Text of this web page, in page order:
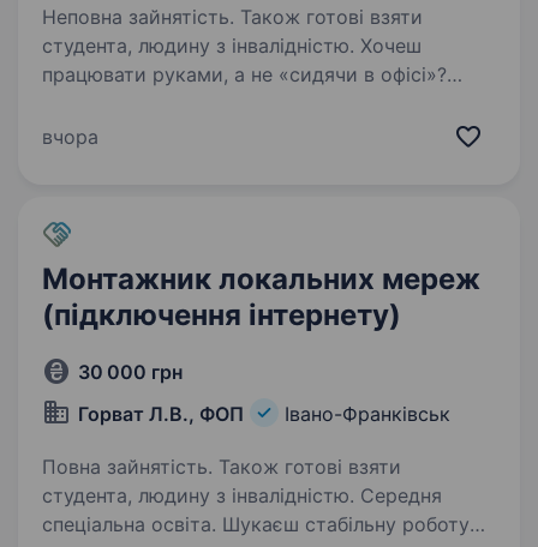
Неповна зайнятість. Також готові взяти
студента, людину з інвалідністю. Хочеш
працювати руками, а не «сидячи в офісі»?
постійний підробіток зі стабільним заробітком
вчора
Монтажник локальних мереж
(підключення інтернету)
30 000 грн
Горват Л.В., ФОП
Івано-Франківськ
Повна зайнятість. Також готові взяти
студента, людину з інвалідністю. Середня
спеціальна освіта. Шукаєш стабільну роботу